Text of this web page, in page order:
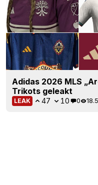
Adidas 2026 MLS
Trikots geleakt
LEAK 47 10 0